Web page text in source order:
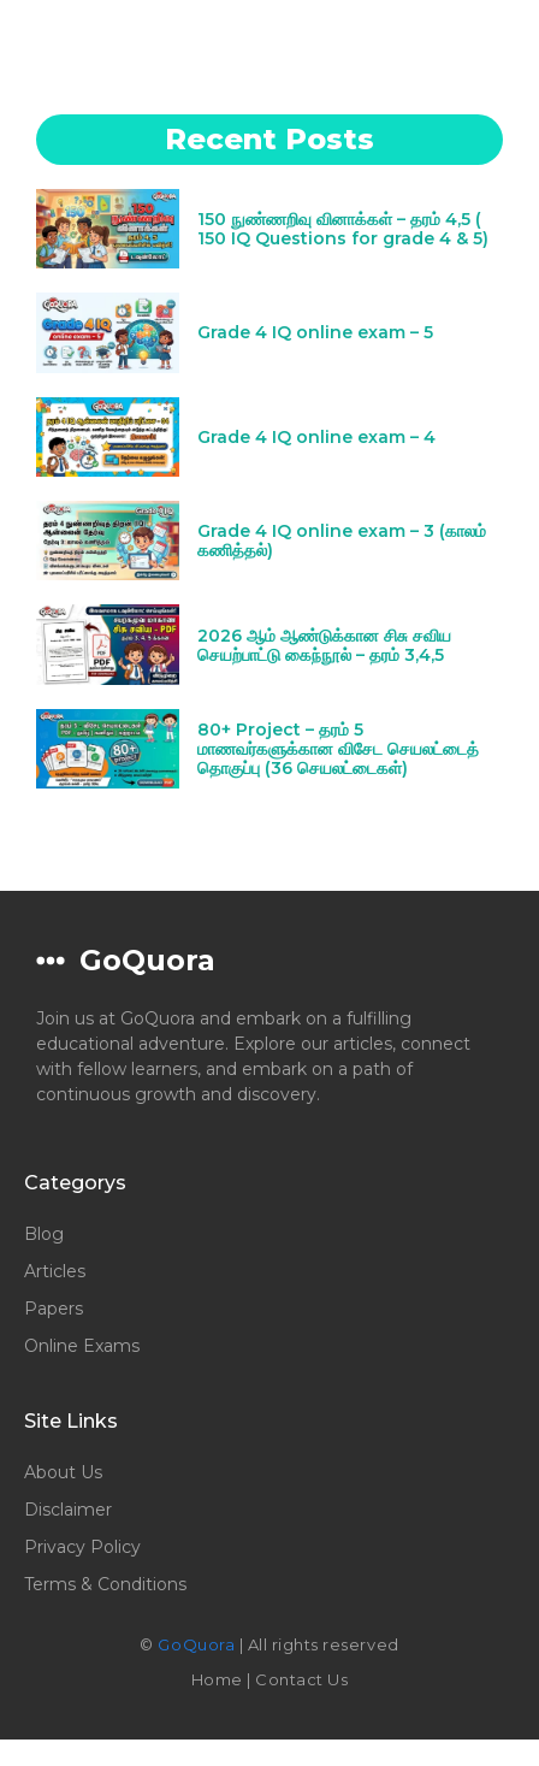
Recent Posts
150 நுண்ணறிவு வினாக்கள் – தரம் 4,5 (
150 IQ Questions for grade 4 & 5)
Grade 4 IQ online exam – 5
Grade 4 IQ online exam – 4
Grade 4 IQ online exam – 3 (காலம்
கணித்தல்)
2026 ஆம் ஆண்டுக்கான சிசு சவிய
செயற்பாட்டு கைந்நூல் – தரம் 3,4,5
80+ Project – தரம் 5
மாணவர்களுக்கான விசேட செயலட்டைத்
தொகுப்பு (36 செயலட்டைகள்)
GoQuora
Join us at GoQuora and embark on a fulfilling
educational adventure. Explore our articles, connect
with fellow learners, and embark on a path of
continuous growth and discovery.
Categorys
Blog
Articles
Papers
Online Exams
Site Links
About Us
Disclaimer
Privacy Policy
Terms & Conditions
© GoQuora | All rights reserved
Home | Contact Us